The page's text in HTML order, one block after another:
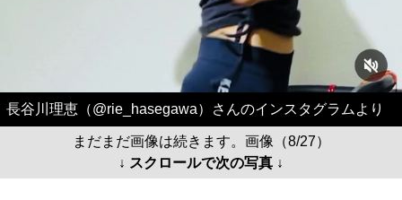
長谷川理恵（@rie_hasegawa）さんのインスタグラムより
まだまだ画像は続きます。画像（8/27）
↓ スクロールで次の写真 ↓